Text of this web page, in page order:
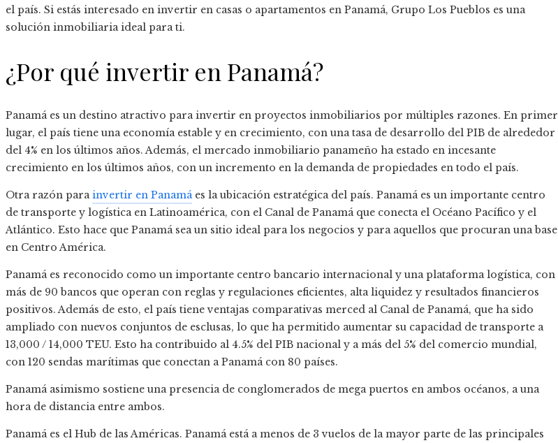
el país. Si estás interesado en invertir en casas o apartamentos en Panamá, Grupo Los Pueblos es una
solución inmobiliaria ideal para ti.
¿Por qué invertir en Panamá?
Panamá es un destino atractivo para invertir en proyectos inmobiliarios por múltiples razones. En primer
lugar, el país tiene una economía estable y en crecimiento, con una tasa de desarrollo del PIB de alrededor
del 4% en los últimos años. Además, el mercado inmobiliario panameño ha estado en incesante
crecimiento en los últimos años, con un incremento en la demanda de propiedades en todo el país.
Otra razón parainvertir en Panamáes la ubicación estratégica del país. Panamá es un importante centro
de transporte y logística en Latinoamérica, con el Canal de Panamá que conecta el Océano Pacífico y el
Atlántico. Esto hace que Panamá sea un sitio ideal para los negocios y para aquellos que procuran una base
en Centro América.
Panamá es reconocido como un importante centro bancario internacional y una plataforma logística, con
más de 90 bancos que operan con reglas y regulaciones eficientes, alta liquidez y resultados financieros
positivos. Además de esto, el país tiene ventajas comparativas merced al Canal de Panamá, que ha sido
ampliado con nuevos conjuntos de esclusas, lo que ha permitido aumentar su capacidad de transporte a
13,000 / 14,000 TEU. Esto ha contribuido al 4.5% del PIB nacional y a más del 5% del comercio mundial,
con 120 sendas marítimas que conectan a Panamá con 80 países.
Panamá asimismo sostiene una presencia de conglomerados de mega puertos en ambos océanos, a una
hora de distancia entre ambos.
Panamá es el Hub de las Américas. Panamá está a menos de 3 vuelos de la mayor parte de las principales